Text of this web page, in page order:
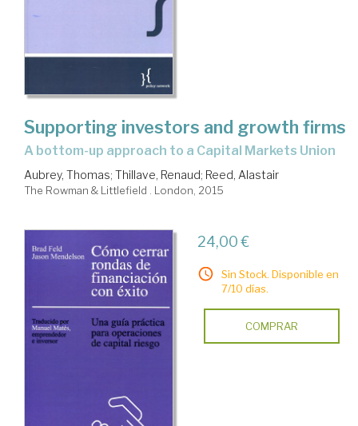
Supporting investors and growth firms
a bottom-up approach to a Capital Markets Union
Aubrey, Thomas; Thillave, Renaud; Reed, Alastair
The Rowman & Littlefield . London, 2015
24,00 €
Sin Stock. Disponible en
7/10 días.
COMPRAR